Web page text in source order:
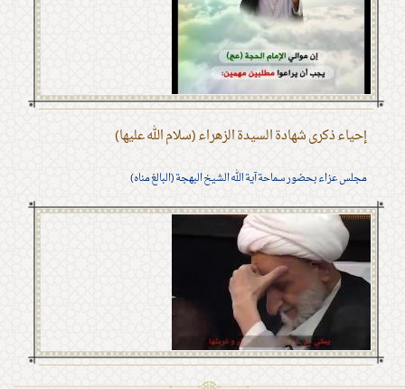
إحياء ذكرى شهادة السيدة الزهراء (سلام الله عليها)
مجلس عزاء بحضور سماحة آية الله الشيخ البهجة (البالغ مناه)